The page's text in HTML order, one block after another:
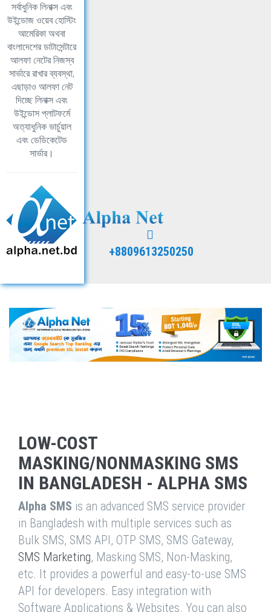
সর্বাধুনিক লিনাক্স এবং
উইন্ডোজ ওয়েব হোস্টিং
আমেরিকা অথবা
বাংলাদেশের ডাটাসেন্টারে
আলফা নেটের নিজস্ব
সার্ভারে রাখার ব্যবস্থা,
এছাড়াও আলফা নেট
দিচ্ছে লিনাক্স এবং
উইন্ডোস প্লাটফর্মে
অত্যাধুনিক ভার্চুয়াল
এবং ডেডিকেটেড
সার্ভার।
+8809613250250
LOW-COST
MASKING/NONMASKING SMS
IN BANGLADESH - ALPHA SMS
Alpha SMS is an advanced SMS service provider
in Bangladesh with multiple services such as
Bulk SMS, SMS API, OTP SMS, SMS Gateway,
SMS Marketing, Masking SMS, Non-Masking,
etc. It provides a powerful and easy-to-use SMS
API for developers. Easy integration with
Software Applications & Websites. You can also